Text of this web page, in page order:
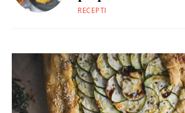
RECEPTI